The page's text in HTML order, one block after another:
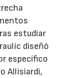
estudiar
diseñó
específico
Allisiardi,